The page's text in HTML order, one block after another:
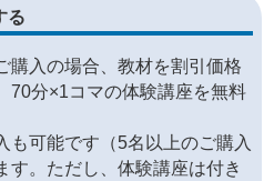
る
購入の場合、教材を割引価格
70分×1コマの体験講座を無料
も可能です（5名以上のご購入
す。ただし、体験講座は付き